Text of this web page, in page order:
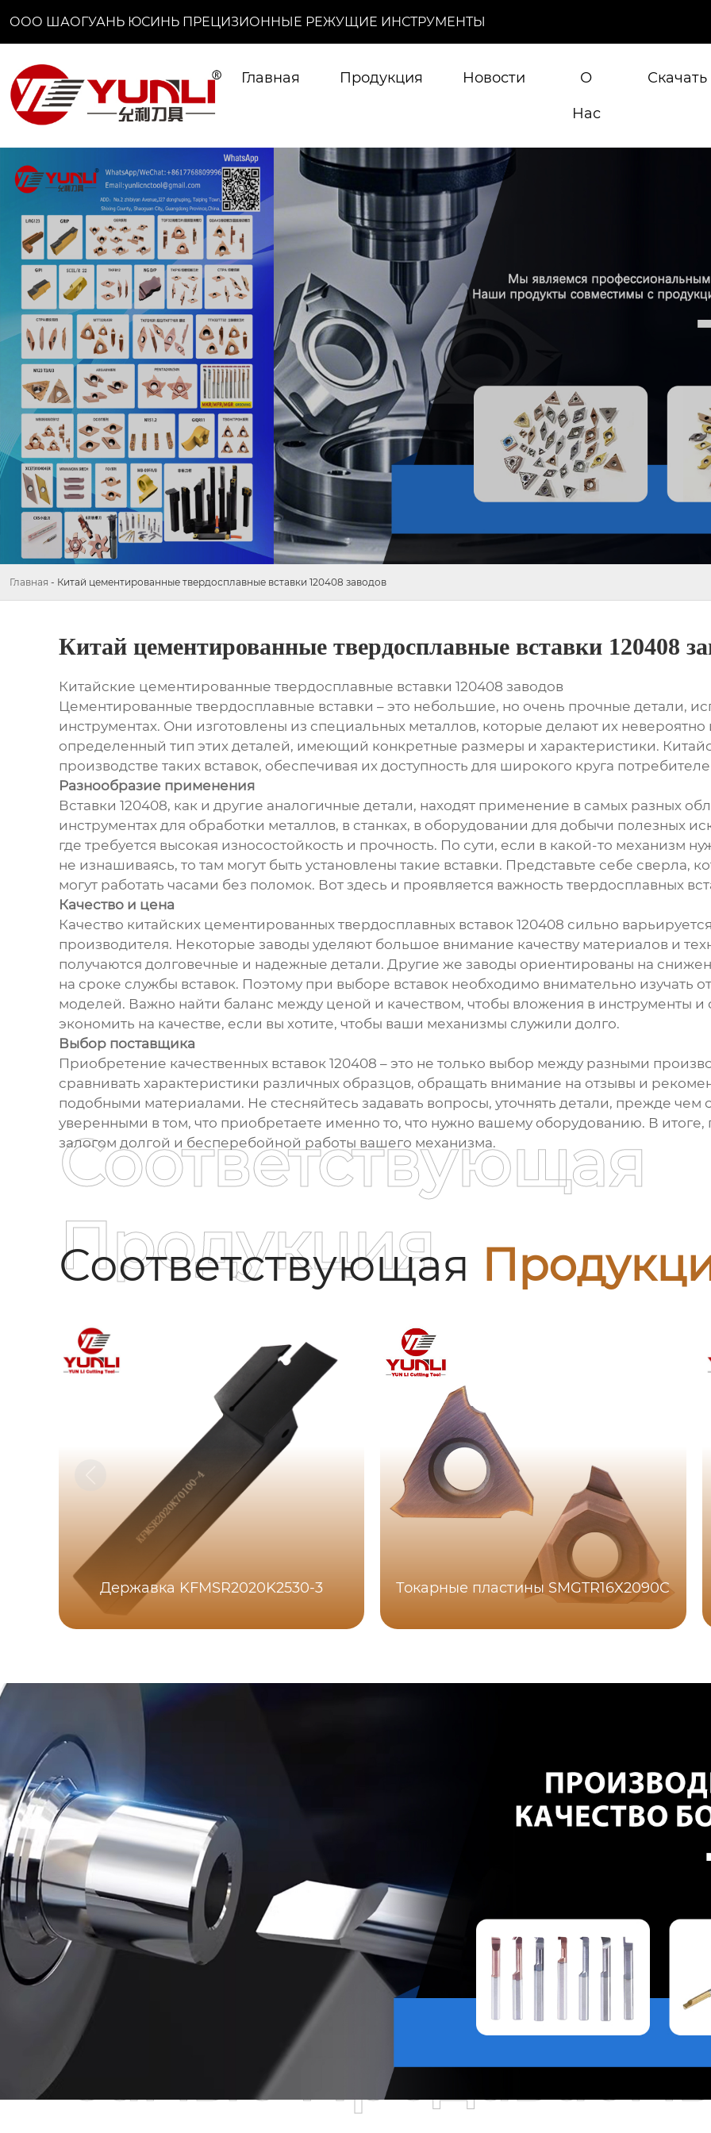
ООО ШАОГУАНЬ ЮСИНЬ ПРЕЦИЗИОННЫЕ РЕЖУЩИЕ ИНСТРУМЕНТЫ
Главная Продукция Новости О
Нас
Скачать
Главная - Китай цементированные твердосплавные вставки 120408 заводов
Китай цементированные твердосплавные вставки 120408
Китайские цементированные твердосплавные вставки 120408 заводов
Цементированные твердосплавные вставки – это небольшие, но очень прочные детали,
инструментах. Они изготовлены из специальных металлов, которые делают их невероятно
определенный тип этих деталей, имеющий конкретные размеры и характеристики.
производстве таких вставок, обеспечивая их доступность для широкого круга
Разнообразие применения
Вставки 120408, как и другие аналогичные детали, находят применение в самых разных
инструментах для обработки металлов, в станках, в оборудовании для добычи полезных
где требуется высокая износостойкость и прочность. По сути, если в какой-то механизм
не изнашиваясь, то там могут быть установлены такие вставки. Представьте себе сверла,
могут работать часами без поломок. Вот здесь и проявляется важность твердосплавных
Качество и цена
Качество китайских цементированных твердосплавных вставок 120408 сильно
производителя. Некоторые заводы уделяют большое внимание качеству материалов и
получаются долговечные и надежные детали. Другие же заводы ориентированы на
на сроке службы вставок. Поэтому при выборе вставок необходимо внимательно изучать
моделей. Важно найти баланс между ценой и качеством, чтобы вложения в инструменты и
экономить на качестве, если вы хотите, чтобы ваши механизмы служили долго.
Выбор поставщика
Приобретение качественных вставок 120408 – это не только выбор между разными
сравнивать характеристики различных образцов, обращать внимание на отзывы и
подобными материалами. Не стесняйтесь задавать вопросы, уточнять детали, прежде чем
уверенными в том, что приобретаете именно то, что нужно вашему оборудованию. В
залогом долгой и бесперебойной работы вашего механизма.
Соответствующая
Соответствующая
Продукция
Державка KFMSR2020K2530-3 Токарные пластины SMGTR16X2090C
Самые